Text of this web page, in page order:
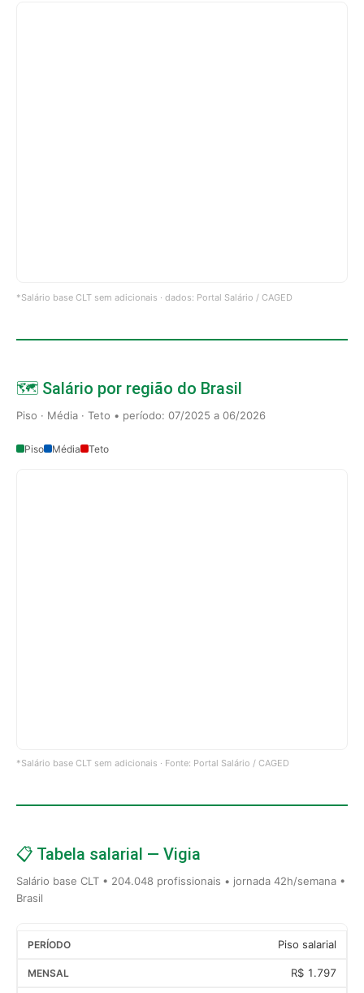
*Salário base CLT sem adicionais · dados: Portal Salário / CAGED
🗺️ Salário por região do Brasil
Piso · Média · Teto • período: 07/2025 a 06/2026
Piso Média Teto
*Salário base CLT sem adicionais · Fonte: Portal Salário / CAGED
📋 Tabela salarial — Vigia
Salário base CLT • 204.048 profissionais • jornada 42h/semana •
Brasil
Piso salarial
R$ 1.797